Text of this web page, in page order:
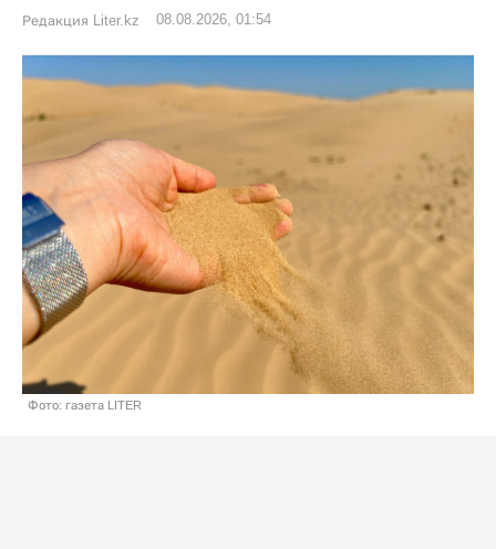
Редакция Liter.kz 08.08.2026, 01:54
Фото: газета LITER